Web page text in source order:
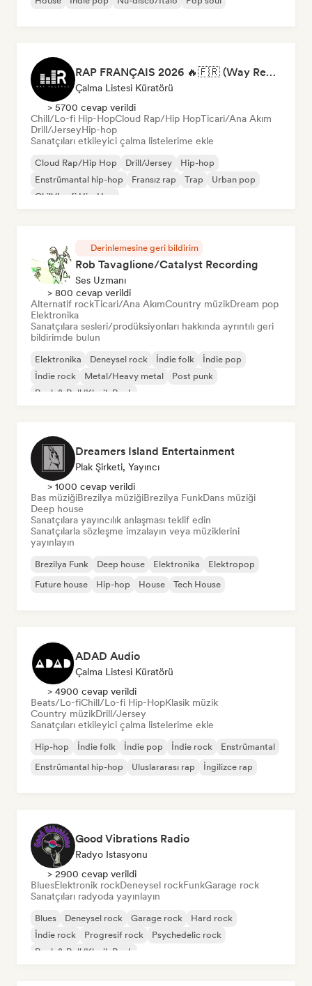
RAP FRANÇAIS 2026 🔥🇫🇷 (Way Records)
Çalma Listesi Küratörü
> 5700 cevap verildi
Chill/Lo-fi Hip-HopCloud Rap/Hip HopTicari/Ana Akım
Drill/JerseyHip-hop
Sanatçıları etkileyici çalma listelerime ekle
Cloud Rap/Hip Hop Drill/Jersey
Hip-hop
Enstrümantal hip-hop
Fransız rap Trap
Urban pop
Chill/Lo-fi Hip-Hop
Derinlemesine geri bildirim
Rob Tavaglione/Catalyst Recording
Ses Uzmanı
> 800 cevap verildi
Alternatif rockTicari/Ana AkımCountry müzikDream pop
Elektronika
Sanatçılara sesleri/prodüksiyonları hakkında ayrıntılı geri
bildirimde bulun
Elektronika Deneysel rock İndie folk
İndie pop
İndie rock
Metal/Heavy metal
Post punk
Rock & Roll/Klasik Rock
Dreamers Island Entertainment
Plak Şirketi, Yayıncı
> 1000 cevap verildi
Bas müziğiBrezilya müziğiBrezilya FunkDans müziği
Deep house
Sanatçılara yayıncılık anlaşması teklif edin
Sanatçılarla sözleşme imzalayın veya müziklerini
yayınlayın
Brezilya Funk Deep house Elektronika
Elektropop
Future house
Hip-hop House Tech House
ADAD Audio
Çalma Listesi Küratörü
> 4900 cevap verildi
Beats/Lo-fiChill/Lo-fi Hip-HopKlasik müzik
Country müzikDrill/Jersey
Sanatçıları etkileyici çalma listelerime ekle
Hip-hop İndie folk İndie pop İndie rock
Enstrümantal
Enstrümantal hip-hop
Uluslararası rap İngilizce rap
Good Vibrations Radio
Radyo Istasyonu
> 2900 cevap verildi
BluesElektronik rockDeneysel rockFunkGarage rock
Sanatçıları radyoda yayınlayın
Blues Deneysel rock Garage rock
Hard rock
İndie rock
Progresif rock
Psychedelic rock
Rock & Roll/Klasik Rock